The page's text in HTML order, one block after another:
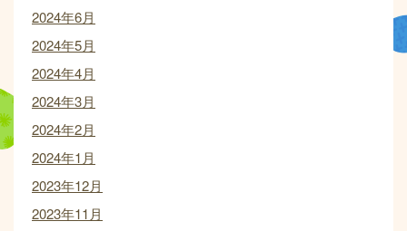
2024年6月
2024年5月
2024年4月
2024年3月
2024年2月
2024年1月
2023年12月
2023年11月